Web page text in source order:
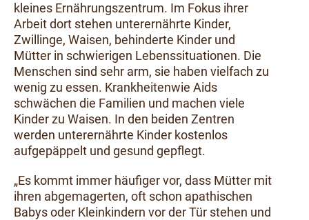
kleines Ernährungszentrum. Im Fokus ihrer
Arbeit dort stehen unterernährte Kinder,
Zwillinge, Waisen, behinderte Kinder und
Mütter in schwierigen Lebenssituationen. Die
Menschen sind sehr arm, sie haben vielfach zu
wenig zu essen. Krankheitenwie Aids
schwächen die Familien und machen viele
Kinder zu Waisen. In den beiden Zentren
werden unterernährte Kinder kostenlos
aufgepäppelt und gesund gepflegt.
„Es kommt immer häufiger vor, dass Mütter mit
ihren abgemagerten, oft schon apathischen
Babys oder Kleinkindern vor der Tür stehen und